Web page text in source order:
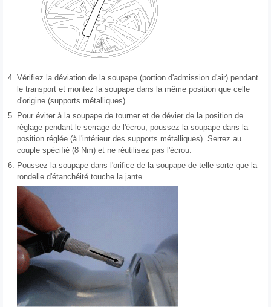
4. Vérifiez la déviation de la soupape (portion d'admission d'air) pendant
le transport et montez la soupape dans la même position que celle
d'origine (supports métalliques).
5. Pour éviter à la soupape de tourner et de dévier de la position de
réglage pendant le serrage de l'écrou, poussez la soupape dans la
position réglée (à l'intérieur des supports métalliques). Serrez au
couple spécifié (8 Nm) et ne réutilisez pas l'écrou.
6. Poussez la soupape dans l'orifice de la soupape de telle sorte que la
rondelle d'étanchéité touche la jante.